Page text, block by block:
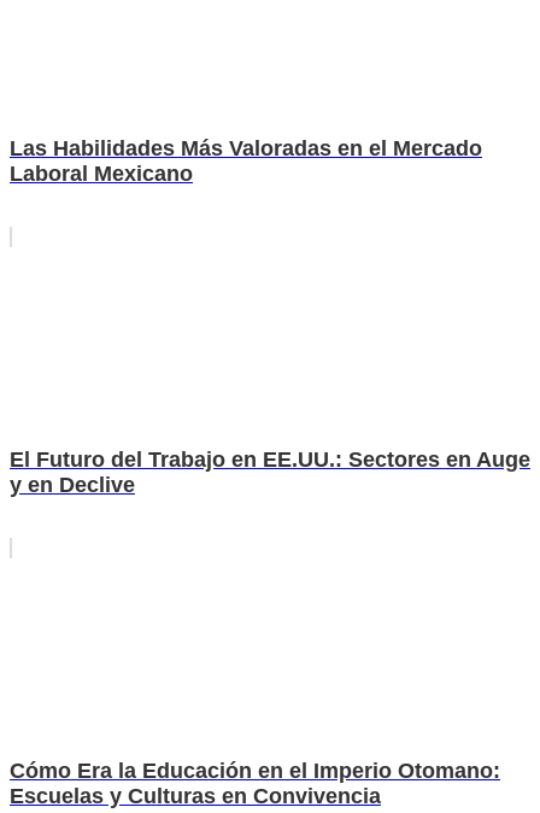
Las Habilidades Más Valoradas en el Mercado
Laboral Mexicano
El Futuro del Trabajo en EE.UU.: Sectores en Auge
y en Declive
Cómo Era la Educación en el Imperio Otomano:
Escuelas y Culturas en Convivencia